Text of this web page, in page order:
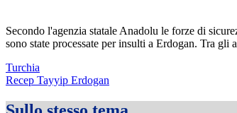
Secondo l'agenzia statale Anadolu le forze di
sono state processate per insulti a Erdogan. Tra
Turchia
Recep Tayyip Erdogan